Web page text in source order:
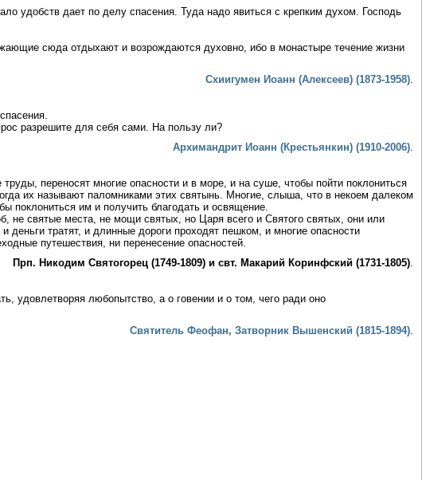
удобств дает по делу спасения. Туда надо явиться с крепким духом. Господь
сюда отдыхают и возрождаются духовно, ибо в монастыре течение жизни
Схиигумен Иоанн (Алексеев) (1873-1958)
разрешите для себя сами. На пользу ли?
Архимандрит Иоанн (Крестьянкин) (1910-2006)
переносят многие опасности и в море, и на суше, чтобы пойти поклониться
их называют паломниками этих святынь. Многие, слыша, что в некоем далеком
поклониться им и получить благодать и освящение.
не святые места, не мощи святых, но Царя всего и Святого святых, они или
тратят, и длинные дороги проходят пешком, и многие опасности
путешествия, ни перенесение опасностей.
Прп. Никодим Святогорец (1749-1809) и свт. Макарий Коринфский (1731-1805)
удовлетворяя любопытство, а о говении и о том, чего ради оно
Святитель Феофан, Затворник Вышенский (1815-1894)